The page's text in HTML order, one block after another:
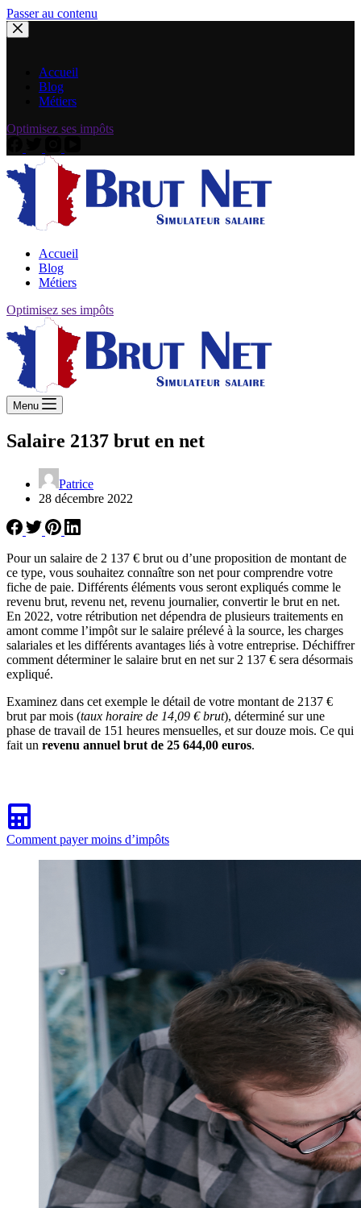
Passer au contenu
Accueil
Blog
Métiers
Optimisez ses impôts
Accueil
Blog
Métiers
Optimisez ses impôts
Menu
Salaire 2137 brut en net
Patrice
28 décembre 2022
Pour un salaire de 2 137 € brut ou d’une proposition de montant de
ce type, vous souhaitez connaître son net pour comprendre votre
fiche de paie. Différents éléments vous seront expliqués comme le
revenu brut, revenu net, revenu journalier, convertir le brut en net.
En 2022, votre rétribution net dépendra de plusieurs traitements en
amont comme l’impôt sur le salaire prélevé à la source, les charges
salariales et les différents avantages liés à votre entreprise. Déchiffrer
comment déterminer le salaire brut en net sur 2 137 € sera désormais
expliqué.
Examinez dans cet exemple le détail de votre montant de 2137 €
brut par mois (taux horaire de 14,09 € brut), déterminé sur une
phase de travail de 151 heures mensuelles, et sur douze mois. Ce qui
fait un revenu annuel brut de 25 644,00 euros.
Comment payer moins d’impôts